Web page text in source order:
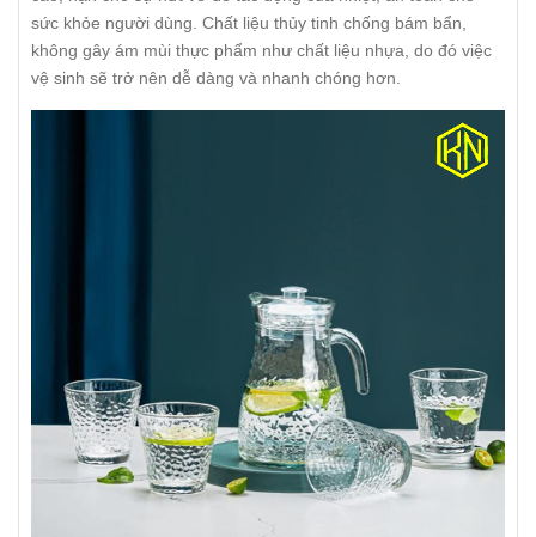
sức khỏe người dùng. Chất liệu thủy tinh chống bám bẩn,
không gây ám mùi thực phẩm như chất liệu nhựa, do đó việc
vệ sinh sẽ trở nên dễ dàng và nhanh chóng hơn.